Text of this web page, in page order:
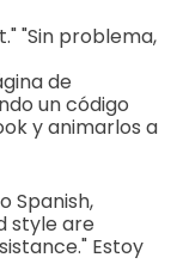
"Sin problema,
de
un código
y animarlos a
Spanish,
style are
Estoy